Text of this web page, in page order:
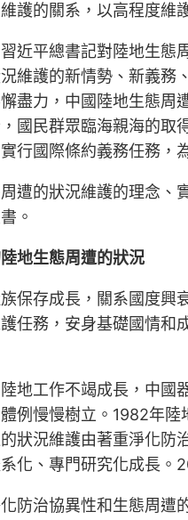
護的關系，以高程度維
近平總書記對陸地生態
維護的新情勢、新義務
盡力，中國陸地生態周
國民群眾臨海親海的取
行國際條約義務任務，
遭的狀況維護的理念、
。
地生態周遭的狀況
保存成長，關系國度
任務，安身基礎國情和
地工作不竭成長，中國
例慢慢樹立。1982年
狀況維護由著重淨化防
化、專門研究化成長。
防治協異性和生態周遭